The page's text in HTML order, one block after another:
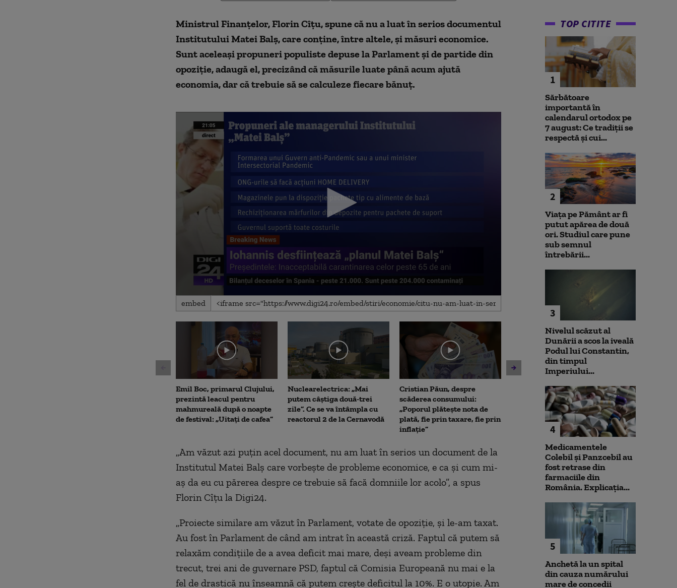
Ministrul Finanțelor, Florin Cîțu, spune că nu a luat în serios documentul
Institutului Matei Balș, care conține, între altele, și măsuri economice.
Sunt aceleași propuneri populiste depuse la Parlament și de partide din
opoziție, adaugă el, precizând că măsurile luate până acum ajută
economia, dar că trebuie să se calculeze fiecare bănuț.
0
seconds
6
seconds
Volume
embed
Emil Boc, primarul Clujului,
prezintă leacul pentru
mahmureală după o noapte
de festival: „Uitați de cafea”
Nuclearelectrica: „Mai
putem câștiga două-trei
zile”. Ce se va întâmpla cu
reactorul 2 de la Cernavodă
Cristian Păun, despre
scăderea consumului:
„Poporul plătește nota de
plată, fie prin taxare, fie prin
inflație”
Antrenament cu miză:
pușcașii marini români au
testat vehiculele de asalt
amfibiu AAV-7 alături de
militarii SUA
10 luni de la
Rahova:
așteaptă să
Primarul
„Am
„Am văzut azi puțin acel document, nu am luat în serios un document de la
Institutul Matei Balș care vorbește de probleme economice, e ca și cum mi-
aș da eu cu părerea despre ce trebuie să facă domniile lor acolo”, a spus
Florin Cîțu la Digi24.
„Proiecte similare am văzut în Parlament, votate de opoziție, și le-am taxat.
Au fost în Parlament de când am intrat în această criză. Faptul că putem să
relaxăm condițiile de a avea deficit mai mare, deși aveam probleme din
trecut, trei ani de guvernare PSD, faptul că Comisia Europeană nu mai e la
fel de drastică nu înseamnă că putem crește deficitul la 10%. E o utopie. Am
TOP CITITE
1
Sărbătoare
importantă în
calendarul ortodox pe
7 august: Ce tradiții se
respectă și cui...
2
Viața pe Pământ ar fi
putut apărea de două
ori. Studiul care pune
sub semnul
întrebării...
3
Nivelul scăzut al
Dunării a scos la iveală
Podul lui Constantin,
din timpul
Imperiului...
4
Medicamentele
Colebil și Panzcebil au
fost retrase din
farmaciile din
România. Explicația...
5
Anchetă la un spital
din cauza numărului
mare de concedii